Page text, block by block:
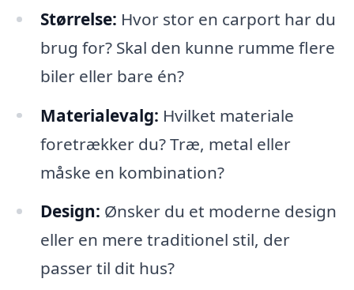
Størrelse: Hvor stor en carport har du
brug for? Skal den kunne rumme flere
biler eller bare én?
Materialevalg: Hvilket materiale
foretrækker du? Træ, metal eller
måske en kombination?
Design: Ønsker du et moderne design
eller en mere traditionel stil, der
passer til dit hus?